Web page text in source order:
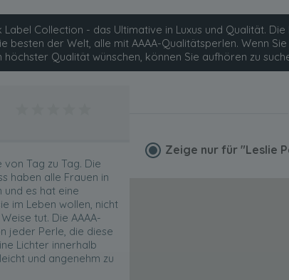
Label Collection - das Ultimative in Luxus und Qualität.
besten der Welt, alle mit AAAA-Qualitätsperlen. Wenn
höchster Qualität wünschen, können Sie aufhören zu
Tag zu Tag. Die
haben alle Frauen in
und es hat eine
im Leben wollen, nicht
tut. Die AAAA-
jeder Perle, die diese
Lichter innerhalb
und angenehm zu
Zeige nur für "Leslie